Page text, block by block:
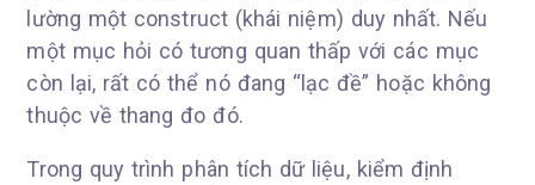
lường một construct (khái niệm) duy nhất. Nếu
một mục hỏi có tương quan thấp với các mục
còn lại, rất có thể nó đang “lạc đề” hoặc không
thuộc về thang đo đó.
Trong quy trình phân tích dữ liệu, kiểm định